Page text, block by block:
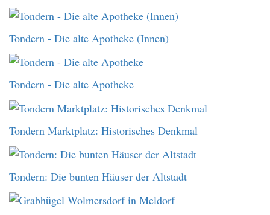
Tondern - Die alte Apotheke (Innen)
Tondern - Die alte Apotheke
Tondern Marktplatz: Historisches Denkmal
Tondern: Die bunten Häuser der Altstadt